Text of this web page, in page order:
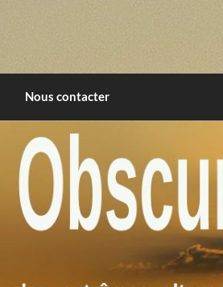
Nous contacter